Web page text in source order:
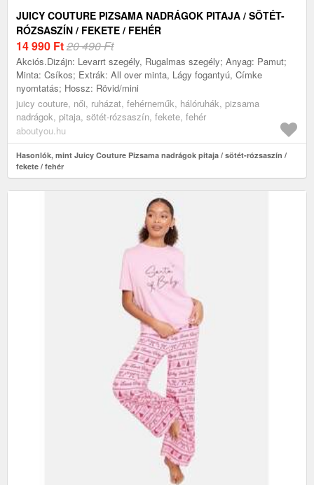
JUICY COUTURE PIZSAMA NADRÁGOK PITAJA / SÖTÉT-
RÓZSASZÍN / FEKETE / FEHÉR
14 990 Ft20 490 Ft
Akciós.Dizájn: Levarrt szegély, Rugalmas szegély; Anyag: Pamut;
Minta: Csíkos; Extrák: All over minta, Lágy fogantyú, Címke
nyomtatás; Hossz: Rövid/mini
juicy couture, női, ruházat, fehérneműk, hálóruhák, pizsama
nadrágok, pitaja, sötét-rózsaszín, fekete, fehér
aboutyou.hu
Hasonlók, mint Juicy Couture Pizsama nadrágok pitaja / sötét-rózsaszín /
fekete / fehér